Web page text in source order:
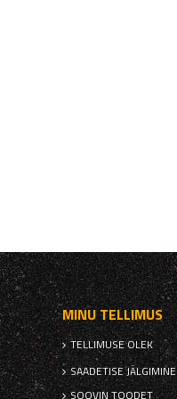
MINU TELLIMUS
TELLIMUSE OLEK
SAADETISE JÄLGIMINE
SOOVIN TOODET